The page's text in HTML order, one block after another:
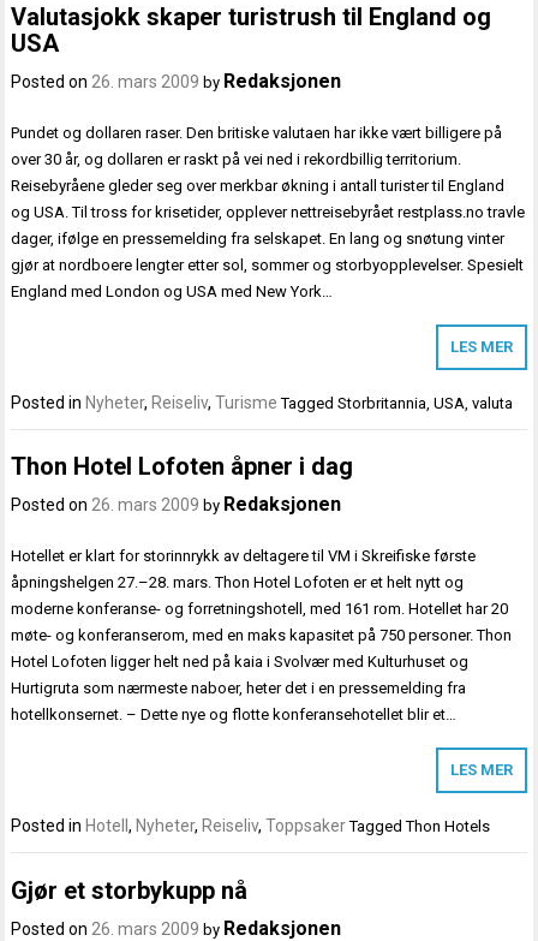
Valutasjokk skaper turistrush til England og
USA
Posted on 26. mars 2009 by Redaksjonen
Pundet og dollaren raser. Den britiske valutaen har ikke vært billigere på
over 30 år, og dollaren er raskt på vei ned i rekordbillig territorium.
Reisebyråene gleder seg over merkbar økning i antall turister til England
og USA. Til tross for krisetider, opplever nettreisebyrået restplass.no travle
dager, ifølge en pressemelding fra selskapet. En lang og snøtung vinter
gjør at nordboere lengter etter sol, sommer og storbyopplevelser. Spesielt
England med London og USA med New York…
LES MER
Posted in Nyheter, Reiseliv,Turisme TaggedStorbritannia ,USA ,valuta
Thon Hotel Lofoten åpner i dag
Posted on26. mars 2009 by Redaksjonen
Hotellet er klart for storinnrykk av deltagere til VM i Skreifiske første
åpningshelgen 27.–28. mars. Thon Hotel Lofoten er et helt nytt og
moderne konferanse- og forretningshotell, med 161 rom. Hotellet har 20
møte- og konferanserom, med en maks kapasitet på 750 personer. Thon
Hotel Lofoten ligger helt ned på kaia i Svolvær med Kulturhuset og
Hurtigruta som nærmeste naboer, heter det i en pressemelding fra
hotellkonsernet. – Dette nye og flotte konferansehotellet blir et…
LES MER
Posted in Hotell, Nyheter, Reiseliv,Toppsaker TaggedThon Hotels
Gjør et storbykupp nå
Posted on 26. mars 2009 by Redaksjonen